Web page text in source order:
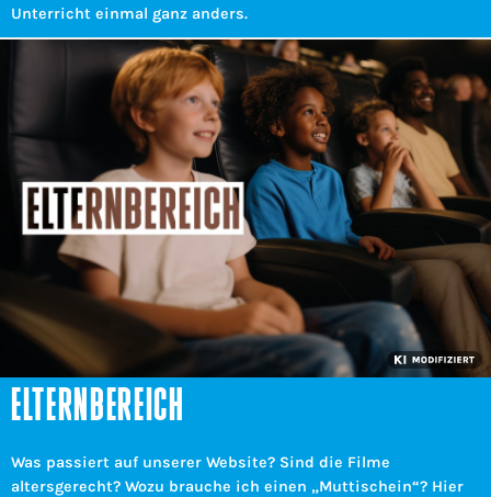
Unterricht einmal ganz anders.
ELTERNBEREICH
Was passiert auf unserer Website? Sind die Filme
altersgerecht? Wozu brauche ich einen „Muttischein“? Hier